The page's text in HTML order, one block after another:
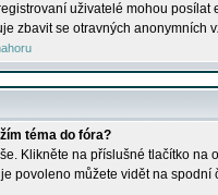
uživatelé mohou
zbavit se otravných anonymních
téma do fóra?
Klikněte na příslušné tlačítko na
povoleno můžete vidět na spodní